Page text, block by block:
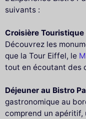
suivants :
Croisière
Découvrez les
que la Tour Eiffel, le
tout en écoutant des
Déjeuner au Bistro
gastronomique au
comprend un apéritif,